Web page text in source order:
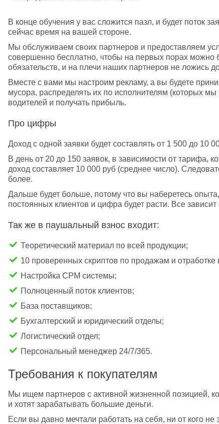
В конце обучения у вас сложится пазл, и будет поток
сейчас время на вашей стороне.
Мы обслуживаем своих партнеров и предоставляем
совершенно бесплатно, чтобы на первых порах можно
обязательств, и на плечи наших партнеров не ложись
Вместе с вами мы настроим рекламу, а вы будете
мусора, распределять их по исполнителям (которых
водителей и получать прибыль.
Про цифры
Доход с одной заявки будет составлять от 1 500 до 10
В день от 20 до 150 заявок, в зависимости от тарифа,
доход составляет 10 000 руб (среднее число).
более.
Дальше будет больше, потому что вы наберетесь
постоянных клиентов и цифра будет расти. Все
Так же в паушальный взнос входит:
Теоретический материал по всей продукции;
10 проверенных скриптов по продажам и отработке
Настройка СРМ системы;
Полноценный поток клиентов;
База поставщиков;
Бухгалтерский и юридический отделы;
Логистический отдел;
Персональный менеджер 24/7/365.
Требования к покупателям
Мы ищем партнеров с активной жизненной позицией,
и хотят зарабатывать большие деньги.
Если вы давно мечтали работать на себя, ни от кого